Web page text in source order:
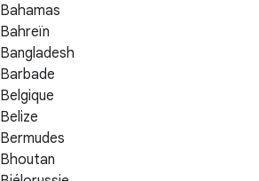
Bahamas
Bahreïn
Bangladesh
Barbade
Belgique
Belize
Bermudes
Bhoutan